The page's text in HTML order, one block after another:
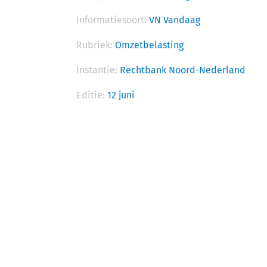
Informatiesoort: VN Vandaag
Rubriek: Omzetbelasting
Instantie: Rechtbank Noord-Nederland
Editie: 12 juni